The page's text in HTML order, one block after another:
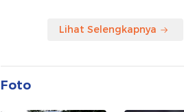
Lihat Selengkapnya
Foto